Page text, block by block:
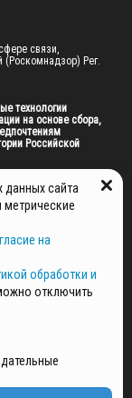
связи,
(Роскомнадзор) Рег.
технологии
на основе сбора,
Российской
ГАУ МО "ЦИФРОВЫЕ
ДАННЫХ
данных сайта
на
обработки и
отключить